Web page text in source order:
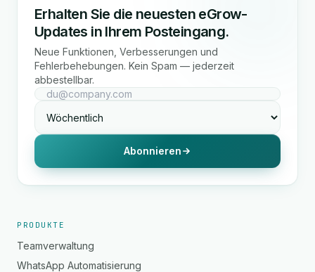
Erhalten Sie die neuesten eGrow-
Updates in Ihrem Posteingang.
Neue Funktionen, Verbesserungen und
Fehlerbehebungen. Kein Spam — jederzeit
abbestellbar.
Abonnieren
PRODUKTE
Teamverwaltung
WhatsApp Automatisierung